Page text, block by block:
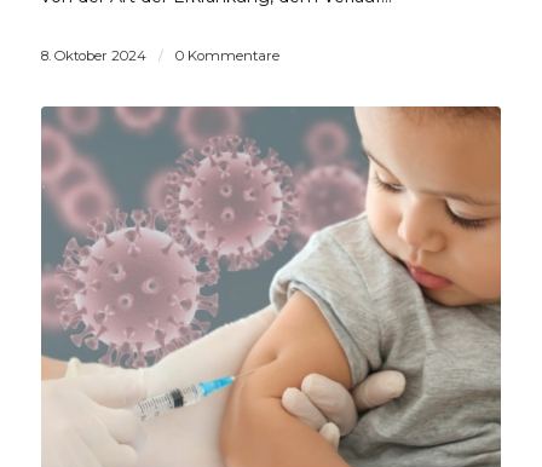
8. Oktober 2024 / 0 Kommentare